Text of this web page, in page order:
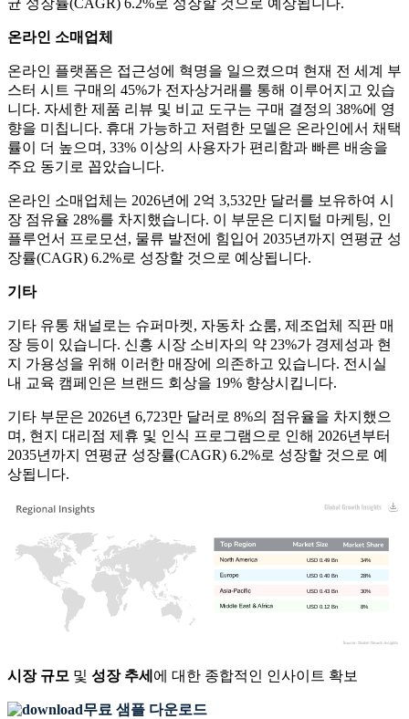
균 성장률(CAGR) 6.2%로 성장할 것으로 예상됩니다.
온라인 소매업체
온라인 플랫폼은 접근성에 혁명을 일으켰으며 현재 전 세계 부
스터 시트 구매의 45%가 전자상거래를 통해 이루어지고 있습
니다. 자세한 제품 리뷰 및 비교 도구는 구매 결정의 38%에 영
향을 미칩니다. 휴대 가능하고 저렴한 모델은 온라인에서 채택
률이 더 높으며, 33% 이상의 사용자가 편리함과 빠른 배송을
주요 동기로 꼽았습니다.
온라인 소매업체는 2026년에 2억 3,532만 달러를 보유하여 시
장 점유율 28%를 차지했습니다. 이 부문은 디지털 마케팅, 인
플루언서 프로모션, 물류 발전에 힘입어 2035년까지 연평균 성
장률(CAGR) 6.2%로 성장할 것으로 예상됩니다.
기타
기타 유통 채널로는 슈퍼마켓, 자동차 쇼룸, 제조업체 직판 매
장 등이 있습니다. 신흥 시장 소비자의 약 23%가 경제성과 현
지 가용성을 위해 이러한 매장에 의존하고 있습니다. 전시실
내 교육 캠페인은 브랜드 회상을 19% 향상시킵니다.
기타 부문은 2026년 6,723만 달러로 8%의 점유율을 차지했으
며, 현지 대리점 제휴 및 인식 프로그램으로 인해 2026년부터
2035년까지 연평균 성장률(CAGR) 6.2%로 성장할 것으로 예
상됩니다.
8%
USD 0.12 Bn
30%
USD 0.43 Bn
28%
USD 0.40 Bn
34%
USD 0.49 Bn
시장 규모 및 성장 추세 에 대한 종합적인 인사이트 확보
무료 샘플 다운로드